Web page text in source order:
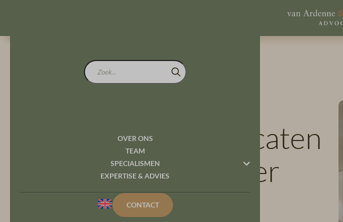
OVER ONS
TEAM
SPECIALISMEN
EXPERTISE & ADVIES
CONTACT
Betrokken advocaten
met een bijzonder
specialisme